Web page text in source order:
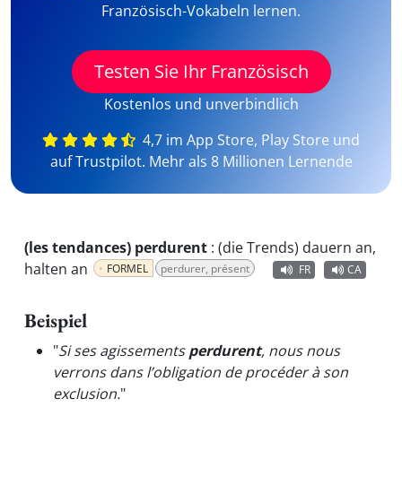
Französisch-Vokabeln lernen.
Testen Sie Ihr Französisch
Kostenlos und unverbindlich
4,7 im App Store, Play Store und
auf Trustpilot. Mehr als 8 Millionen Lernende
(les tendances) perdurent : (die Trends) dauern an,
halten an
FORMEL perdurer, présent FR CA
Beispiel
"Si ses agissementsperdurent, nous nous
verrons dans l’obligation de procéder à son
exclusion."